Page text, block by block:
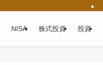
NISA 株式投資 投資